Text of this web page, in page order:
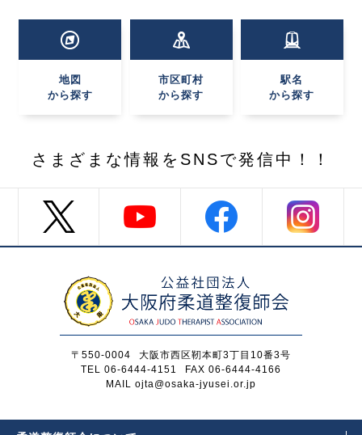
地図
から探す
市区町村
から探す
駅名
から探す
さまざまな情報を SNSで発信中！！
〒550-0004
大阪市西区靭本町3丁目10番3号
TEL 06-6444-4151
FAX 06-6444-4166
MAIL ojta@osaka-jyusei.or.jp